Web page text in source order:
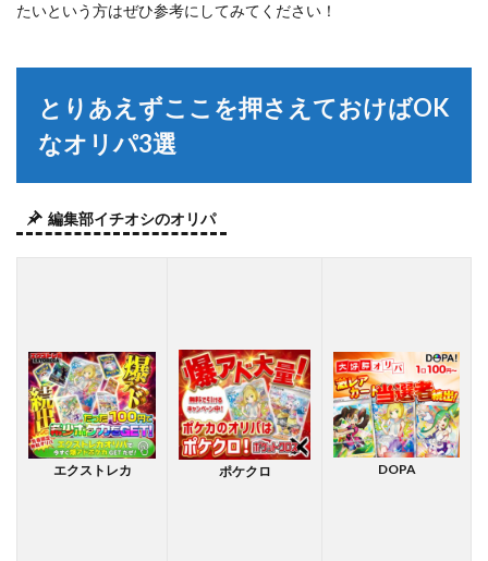
たいという方はぜひ参考にしてみてください！
とりあえずここを押さえておけばOK
なオリパ3選
編集部イチオシのオリパ
エクストレカ ポケクロ DOPA